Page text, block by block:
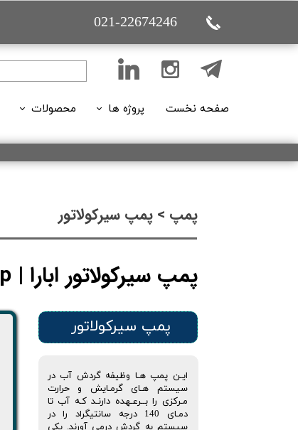
021-22674246
صفحه نخست پروژه ها
تاسیساتی (ساختمانی)
محصولات
پمپ
پمپ > پمپ سیرکولاتور
پمپ سیرکولاتور ابارا | EBARA Pump
ایـن پمپ هـا وظیفه گردش آب در
سیستم هـای گرمـایش و حرارت
مـرکزی را بــرعـهده دارنـد کـه آب تا
دمـای 140 درجه سانتیگراد را در
سیستم به گردش درمی آورند. یکی
پمپ سیرکولاتور